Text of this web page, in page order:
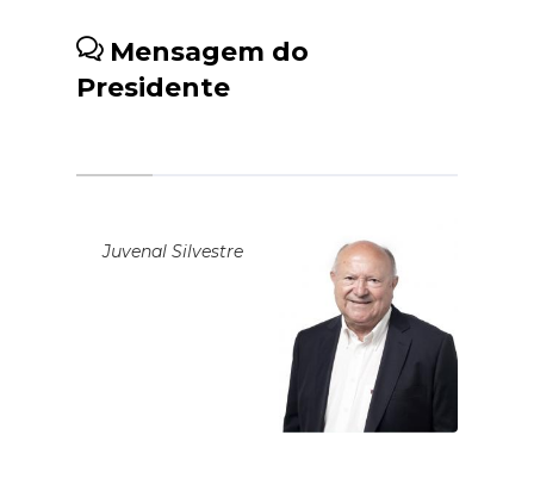
no MédioMensagem do
Presidente
Juvenal Silvestre